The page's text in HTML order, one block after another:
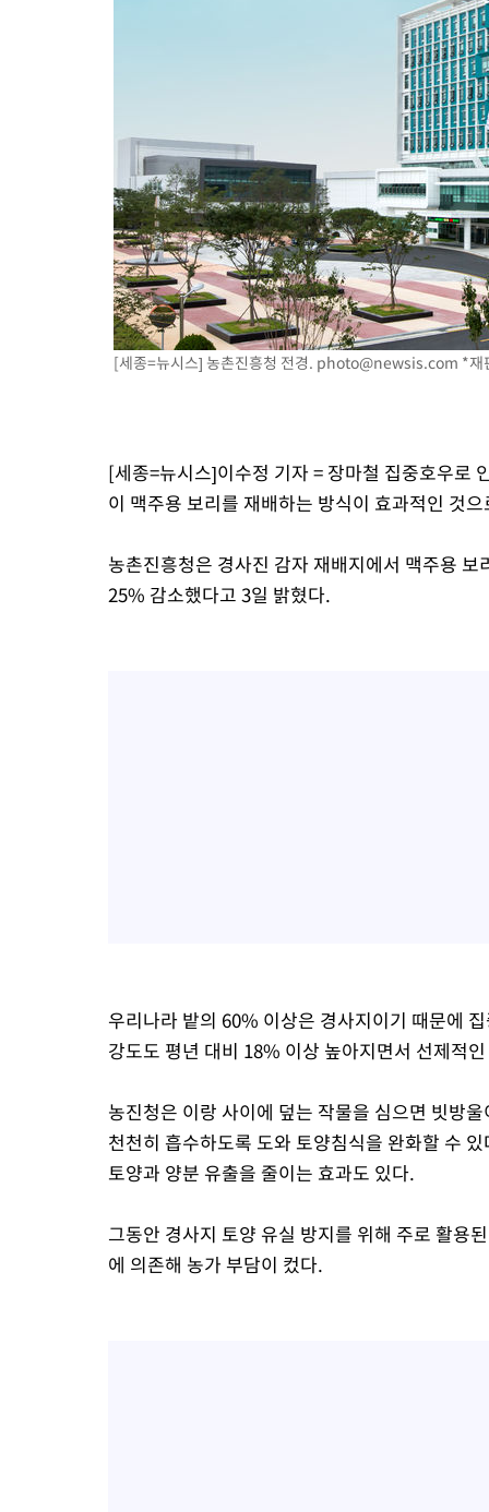
SK하이닉스, 용인·청주 팹에 54조 투자…"AI 메모리 수요 선
여자배구 이재영·이다영 자매, 아제르바이잔 투란VC 입단
외국인 심판 성 접대 7경기 들여다보니…한국 축구 '5승 2무'
[속보]코스닥, 2.86포인트(0.36%) 내린 798.81마감
[속보]코스피, 6200선 약보합…0.60% 내린 6258.77에 마쳐
[속보]원·달러 환율, 7.7원 내린 1416.1원 마감
[속보] 노원서 40.1도 관측…서울, 2018년 이후 첫 40도
[속보]종합특검, '계엄 수용공간 확보' 신용해 前교정본부장 기
외신들도 주목한 韓축구 파문…"국민적 공분에 수사 재개"
11시간 압수수색에 성접대 파문까지…'쑥대밭' 된 축구협회
[속보]규제합리화위원회 부위원장에 김태유 서울대 공대 교수
[세종=뉴시스] 농촌진흥청 전경. photo@newsis.com *재
[세종=뉴시스]이수정 기자 = 장마철 집중호우로
이 맥주용 보리를 재배하는 방식이 효과적인 것
농촌진흥청은 경사진 감자 재배지에서 맥주용
25% 감소했다고 3일 밝혔다.
우리나라 밭의 60% 이상은 경사지이기 때문에
강도도 평년 대비 18% 이상 높아지면서 선제적
농진청은 이랑 사이에 덮는 작물을 심으면 빗방
천천히 흡수하도록 도와 토양침식을 완화할 수
토양과 양분 유출을 줄이는 효과도 있다.
그동안 경사지 토양 유실 방지를 위해 주로 활용
에 의존해 농가 부담이 컸다.